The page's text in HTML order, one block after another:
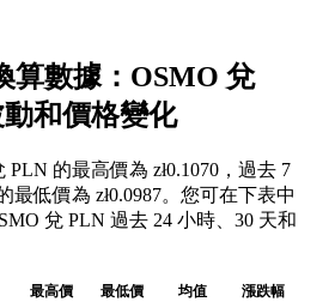
算數據：OSMO 兌
和價格變化
PLN 的最高價為 zł0.1070，過去 7
最低價為 zł0.0987。您可在下表中
兌 PLN 過去 24 小時、30 天和
最高價 最低價 均值
漲跌幅